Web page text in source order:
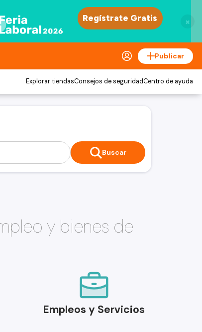
×
Publicar
Explorar tiendasConsejos de seguridadCentro de ayuda
Buscar
y bienes de
Empleos y Servicios